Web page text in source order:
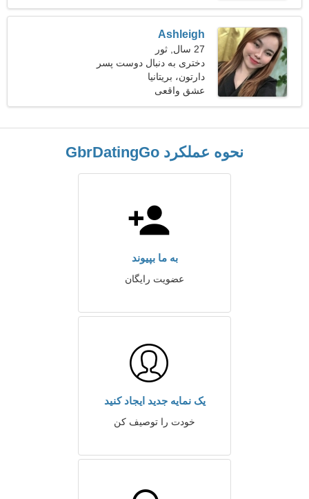
Ashleigh
27 سال, ثور
دختری به دنبال دوست پسر
دارتون، بریتانیا
عشق واقعی
نحوه عملکرد GbrDatingGo
به ما بپیوند
عضویت رایگان
یک نمایه جدید ایجاد کنید
خودت را توصیف کن